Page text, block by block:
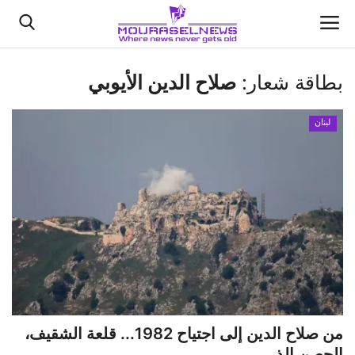
الأخبار
اقتصاد
علوم وتكنولوجيا
رياضة
فيديو
بطاقة شعار: صلاح الدين الأيوبي
لبنان
من صلاح الدين إلى اجتياح 1982... قلعة الشقيف،